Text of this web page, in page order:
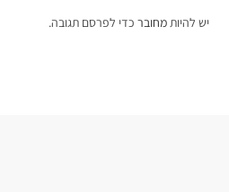
יש להיותמחובר כדי לפרסם תגובה.